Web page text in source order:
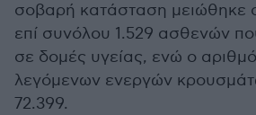
σοβαρή κατάσταση μειώθηκε
επί συνόλου 1.529 ασθενών
σε δομές υγείας, ενώ ο
λεγόμενων ενεργών
72.399.